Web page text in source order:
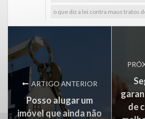
o que diz a lei contra maus tratos
ARTIGO ANTERIOR
Posso alugar um
imóvel que ainda não
de